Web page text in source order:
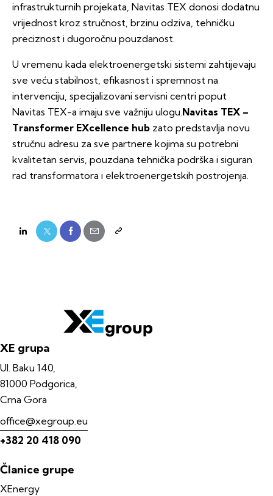
infrastrukturnih projekata, Navitas TEX donosi dodatnu
vrijednost kroz stručnost, brzinu odziva, tehničku
preciznost i dugoročnu pouzdanost.
U vremenu kada elektroenergetski sistemi zahtijevaju
sve veću stabilnost, efikasnost i spremnost na
intervenciju, specijalizovani servisni centri poput
Navitas TEX-a imaju sve važniju ulogu.Navitas TEX –
Transformer EXcellence hub zato predstavlja novu
stručnu adresu za sve partnere kojima su potrebni
kvalitetan servis, pouzdana tehnička podrška i siguran
rad transformatora i elektroenergetskih postrojenja.
XE grupa
Ul. Baku 140,
81000 Podgorica,
Crna Gora
office@xegroup.eu
+382 20 418 090
Članice grupe
XEnergy